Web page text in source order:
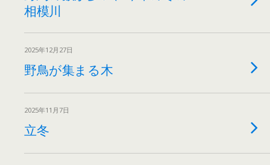
相模川
2025年12月27日
野鳥が集まる木
2025年11月7日
立冬